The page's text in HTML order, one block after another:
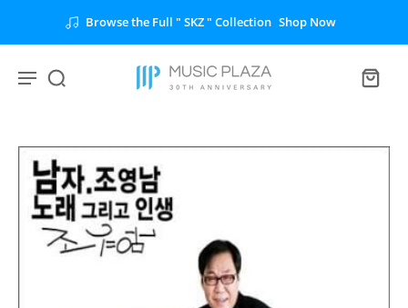
Browse the Full " SKZ " Collection Shop Now